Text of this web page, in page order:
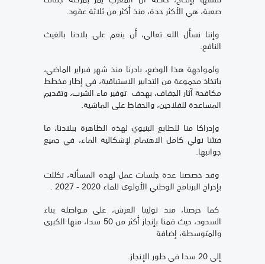
صعبة، هي الأكثر حدة، منذ أكثر من ثلاثة عقود.
وإننا نسأل الله تعالى، أن ينعم على بلادنا بالغيث
النافع.
ولمواجهة هذا الوضع، بادرنا منذ شهر فبراير الماضي،
باتخاذ مجموعة من التدابير الاستباقية، في إطار مخطط
مكافحة آثار الجفاف، بهدف توفير ماء الشرب، وتقديم
المساعدة للفلاحين، والحفاظ على الماشية.
وإدراكا منا للطابع البنيوي لهذه الظاهرة ببلادنا، ما
فتئنا نولي كامل الاهتمام لإشكالية الماء، في جميع
جوانبها.
وقد خصصنا عدة جلسات عمل لهذه المسألة، تكللت
بإخراج البرنامج الوطني الأولوي للماء 2020 - 2027 .
كما حرصنا، منذ تولينا العرش، على مـواصلة بناء
السدود، حيث قمنا بإنجاز أكثر من 50 سدا، منها الكبرى
والمتوسطة، إضافة
إلى 20 سدا في طور الإنجاز.